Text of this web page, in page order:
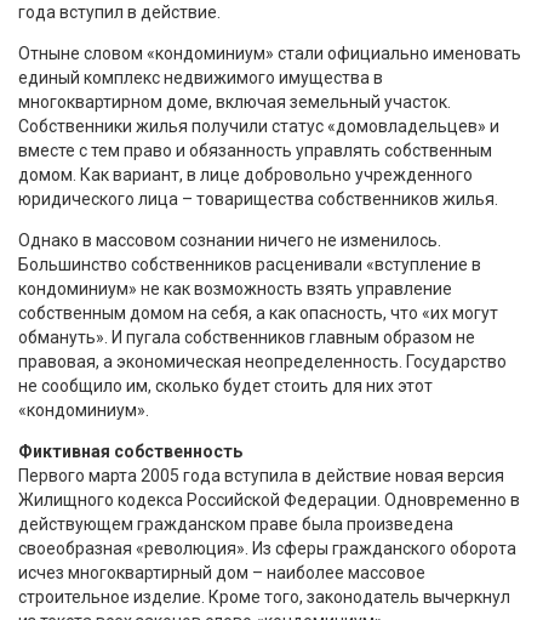
года вступил в действие.
Отныне словом «кондоминиум» стали официально именовать
единый комплекс недвижимого имущества в
многоквартирном доме, включая земельный участок.
Собственники жилья получили статус «домовладельцев» и
вместе с тем право и обязанность управлять собственным
домом. Как вариант, в лице добровольно учрежденного
юридического лица – товарищества собственников жилья.
Однако в массовом сознании ничего не изменилось.
Большинство собственников расценивали «вступление в
кондоминиум» не как возможность взять управление
собственным домом на себя, а как опасность, что «их могут
обмануть». И пугала собственников главным образом не
правовая, а экономическая неопределенность. Государство
не сообщило им, сколько будет стоить для них этот
«кондоминиум».
Фиктивная собственность
Первого марта 2005 года вступила в действие новая версия
Жилищного кодекса Российской Федерации. Одновременно в
действующем гражданском праве была произведена
своеобразная «революция». Из сферы гражданского оборота
исчез многоквартирный дом – наиболее массовое
строительное изделие. Кроме того, законодатель вычеркнул